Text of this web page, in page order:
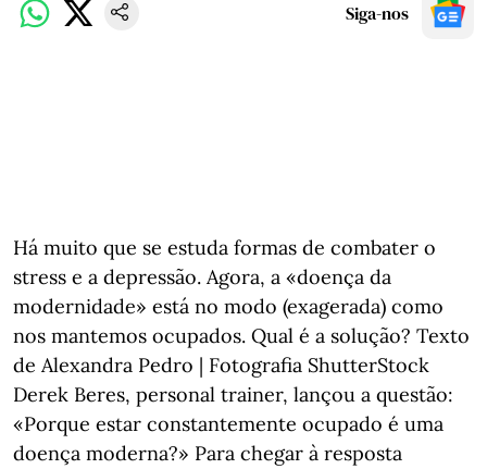
Siga-nos
Há muito que se estuda formas de combater o
stress e a depressão. Agora, a «doença da
modernidade» está no modo (exagerada) como
nos mantemos ocupados. Qual é a solução? Texto
de Alexandra Pedro | Fotografia ShutterStock
Derek Beres, personal trainer, lançou a questão:
«Porque estar constantemente ocupado é uma
doença moderna?» Para chegar à resposta